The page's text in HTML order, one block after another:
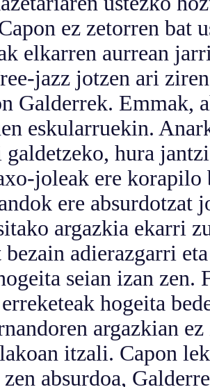
ez zetorren bat
aurrean jarri
jazz jotzen ari
Galderrek. Emmak,
eskularruekin.
galdetzeko, hura
joleak ere
ere
argazkia ekarri
adierazgarri
seian izan
hogeita
argazkian
itzali. Capon
absurdoa,